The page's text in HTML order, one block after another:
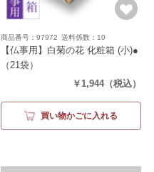
商品番号：97972 送料係数：10
【仏事用】白菊の花 化粧箱 (小)●
（21袋）
￥1,944（税込）
買い物かごに入れる